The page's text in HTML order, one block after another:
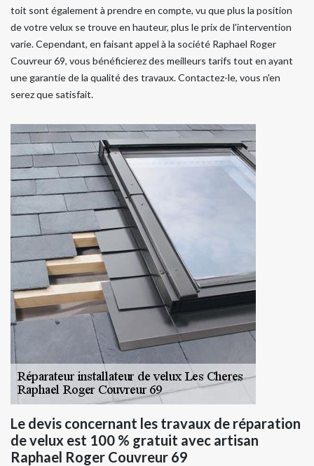
toit sont également à prendre en compte, vu que plus la position
de votre velux se trouve en hauteur, plus le prix de l'intervention
varie. Cependant, en faisant appel à la société Raphael Roger
Couvreur 69, vous bénéficierez des meilleurs tarifs tout en ayant
une garantie de la qualité des travaux. Contactez-le, vous n'en
serez que satisfait.
Le devis concernant les travaux de réparation
de velux est 100 % gratuit avec artisan
Raphael Roger Couvreur 69